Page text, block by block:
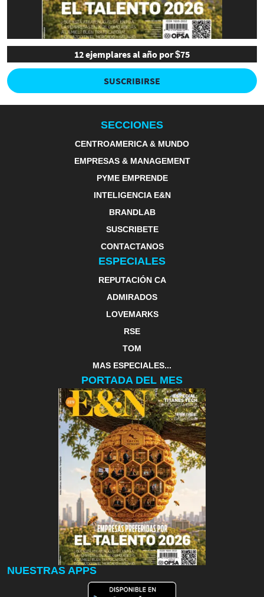
12 ejemplares al año por $75
SUSCRIBIRSE
SECCIONES
CENTROAMERICA & MUNDO
EMPRESAS & MANAGEMENT
PYME EMPRENDE
INTELIGENCIA E&N
BRANDLAB
SUSCRIBETE
CONTACTANOS
ESPECIALES
REPUTACIÓN CA
ADMIRADOS
LOVEMARKS
RSE
TOM
MAS ESPECIALES...
PORTADA DEL MES
NUESTRAS APPS